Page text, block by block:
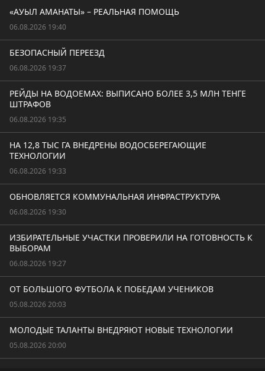
«АУЫЛ АМАНАТЫ» – РЕАЛЬНАЯ ПОМОЩЬ
06.08.2026 19:40
БЕЗОПАСНЫЙ ПЕРЕЕЗД
06.08.2026 19:37
РЕЙДЫ НА ВОДОЕМАХ: ВЫПИСАНО БОЛЕЕ 3,5 МЛН ТЕНГЕ
ШТРАФОВ
06.08.2026 19:35
НА 12,8 ТЫС ГА ВНЕДРЕНЫ ВОДОСБЕРЕГАЮЩИЕ
ТЕХНОЛОГИИ
06.08.2026 19:33
ОБНОВЛЯЕТСЯ КОММУНАЛЬНАЯ ИНФРАСТРУКТУРА
06.08.2026 19:30
ИЗБИРАТЕЛЬНЫЕ УЧАСТКИ ПРОВЕРИЛИ НА ГОТОВНОСТЬ К
ВЫБОРАМ
06.08.2026 19:27
ОТ БОЛЬШОГО ФУТБОЛА К ПОБЕДАМ УЧЕНИКОВ
05.08.2026 20:03
МОЛОДЫЕ ТАЛАНТЫ ВНЕДРЯЮТ НОВЫЕ ТЕХНОЛОГИИ
05.08.2026 20:00